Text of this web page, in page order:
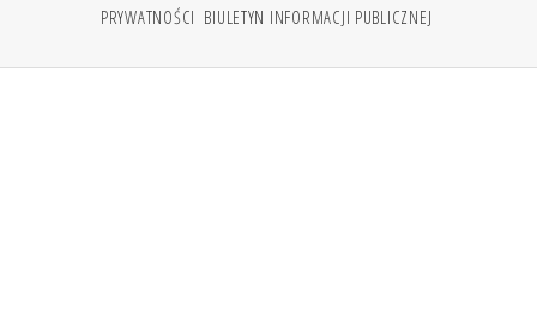
PRYWATNOŚCI BIULETYN INFORMACJI PUBLICZNEJ